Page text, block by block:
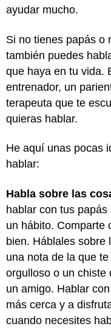
ayudar mucho.
Si no tienes papás o
también puedes
que haya en tu vida.
entrenador, un
terapeuta que te
quieras hablar.
He aquí unas pocas
hablar:
Habla sobre las
hablar con tus
un hábito. Comparte
bien. Háblales sobre
una nota de la que
orgulloso o un chiste
un amigo. Hablar
más cerca y a
cuando necesites